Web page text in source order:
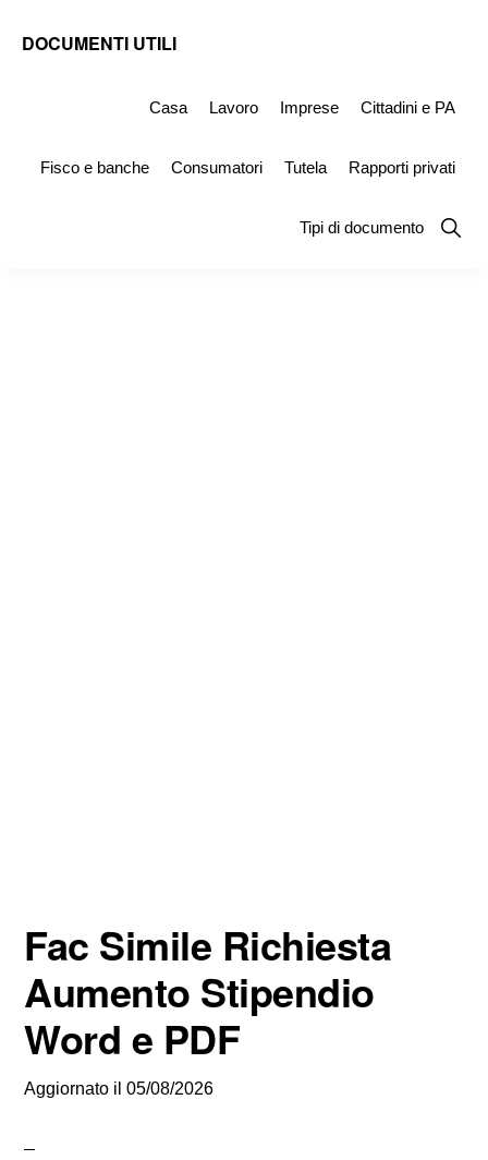
DOCUMENTI UTILI
Simile
Casa Lavoro Imprese Cittadini e PA
Fisco e banche Consumatori Tutela Rapporti privati
Tipi di documento
Show
Fac Simile Richiesta
Aumento Stipendio
Word e PDF
Aggiornato il05/08/2026